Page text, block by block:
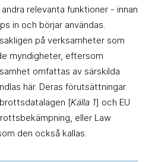
relevanta funktioner - innan
in och börjar användas.
på verksamheter som
myndigheter, eftersom
omfattas av särskilda
här. Deras förutsättningar
[Källa 1] och EU
eller Law
den också kallas.